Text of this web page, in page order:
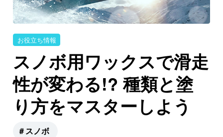
お役立ち情報
スノボ用ワックスで滑走
性が変わる!? 種類と塗
り方をマスターしよう
＃スノボ